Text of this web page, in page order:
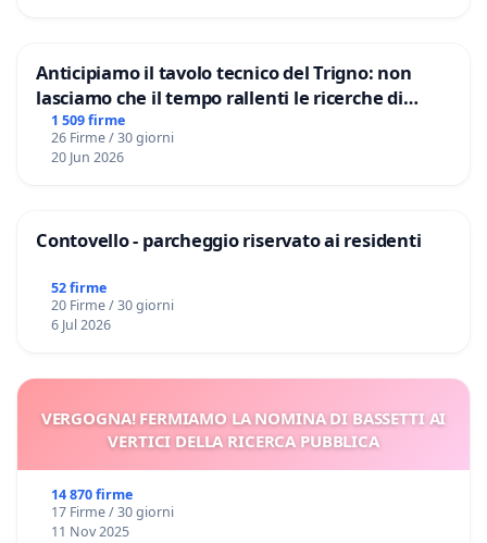
Anticipiamo il tavolo tecnico del Trigno: non
lasciamo che il tempo rallenti le ricerche di
Domenico Racanati
1 509 firme
26 Firme / 30 giorni
20 Jun 2026
Contovello - parcheggio riservato ai residenti
52 firme
20 Firme / 30 giorni
6 Jul 2026
VERGOGNA! FERMIAMO LA NOMINA DI BASSETTI AI
VERTICI DELLA RICERCA PUBBLICA
14 870 firme
17 Firme / 30 giorni
11 Nov 2025